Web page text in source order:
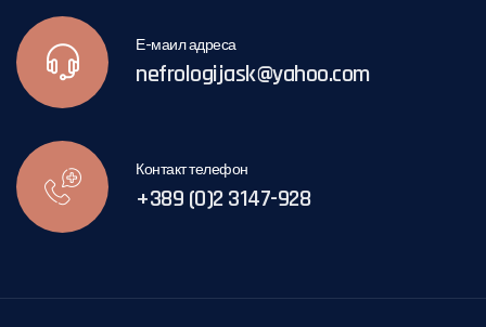
Е-маил адреса
nefrologijask@yahoo.com
Контакт телефон
+389 (0)2 3147-928